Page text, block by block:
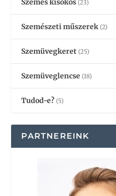
Szemes kisokos (23)
Szemészeti műszerek (2)
Szemüvegkeret (25)
Szemüveglencse (18)
Tudod-e? (5)
PARTNEREINK